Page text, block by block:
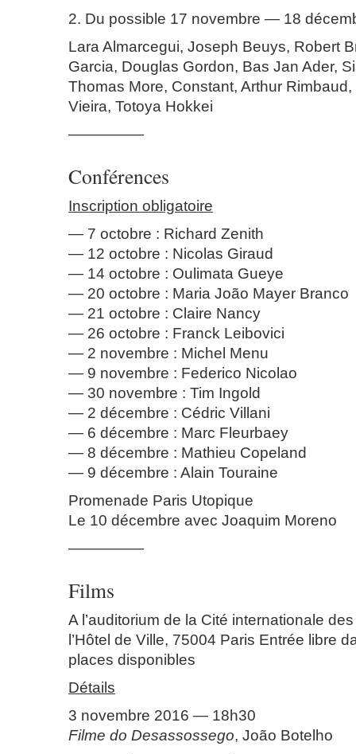
2. Du possible 17 novembre — 18
Lara Almarcegui, Joseph Beuys, Robert
Garcia, Douglas Gordon, Bas Jan Ader,
Thomas More, Constant, Arthur
Vieira, Totoya Hokkei
—————
Conférences
Inscription obligatoire
7 octobre : Richard Zenith
12 octobre : Nicolas Giraud
14 octobre : Oulimata Gueye
20 octobre : Maria João Mayer Branco
21 octobre : Claire Nancy
26 octobre : Franck Leibovici
2 novembre : Michel Menu
9 novembre : Federico Nicolao
30 novembre : Tim Ingold
2 décembre : Cédric Villani
6 décembre : Marc Fleurbaey
8 décembre : Mathieu Copeland
9 décembre : Alain Touraine
Promenade Paris Utopique
Le 10 décembre avec Joaquim Moreno
—————
Films
A l’auditorium de la Cité internationale
l’Hôtel de Ville, 75004 Paris Entrée libre
places disponibles
Détails
3 novembre 2016 — 18h30
Filme do Desassossego, João Botelho